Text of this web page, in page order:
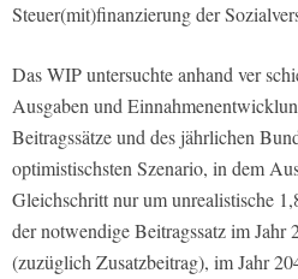
Steuer(mit)finanzierung der
Das WIP untersuchte anhand ver­
Ausgaben­ und
Beitragssätze und des jährlichen
optimistischsten Szenario, in dem
Gleichschritt nur um unrealistische
der notwendige Bei­tragssatz im Jahr
(zuzüglich Zusatzbeitrag), im Jahr